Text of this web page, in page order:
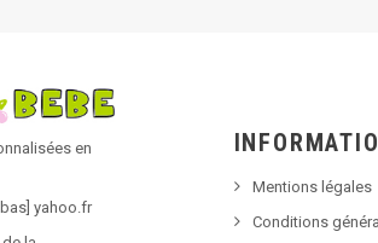
en
yahoo.fr
Mentions légales
Conditions